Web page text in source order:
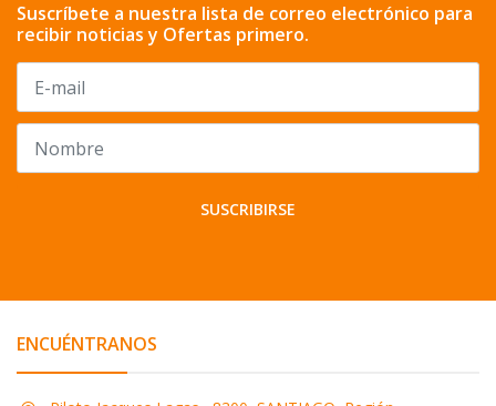
Suscríbete a nuestra lista de correo electrónico para
recibir noticias y Ofertas primero.
SUSCRIBIRSE
ENCUÉNTRANOS